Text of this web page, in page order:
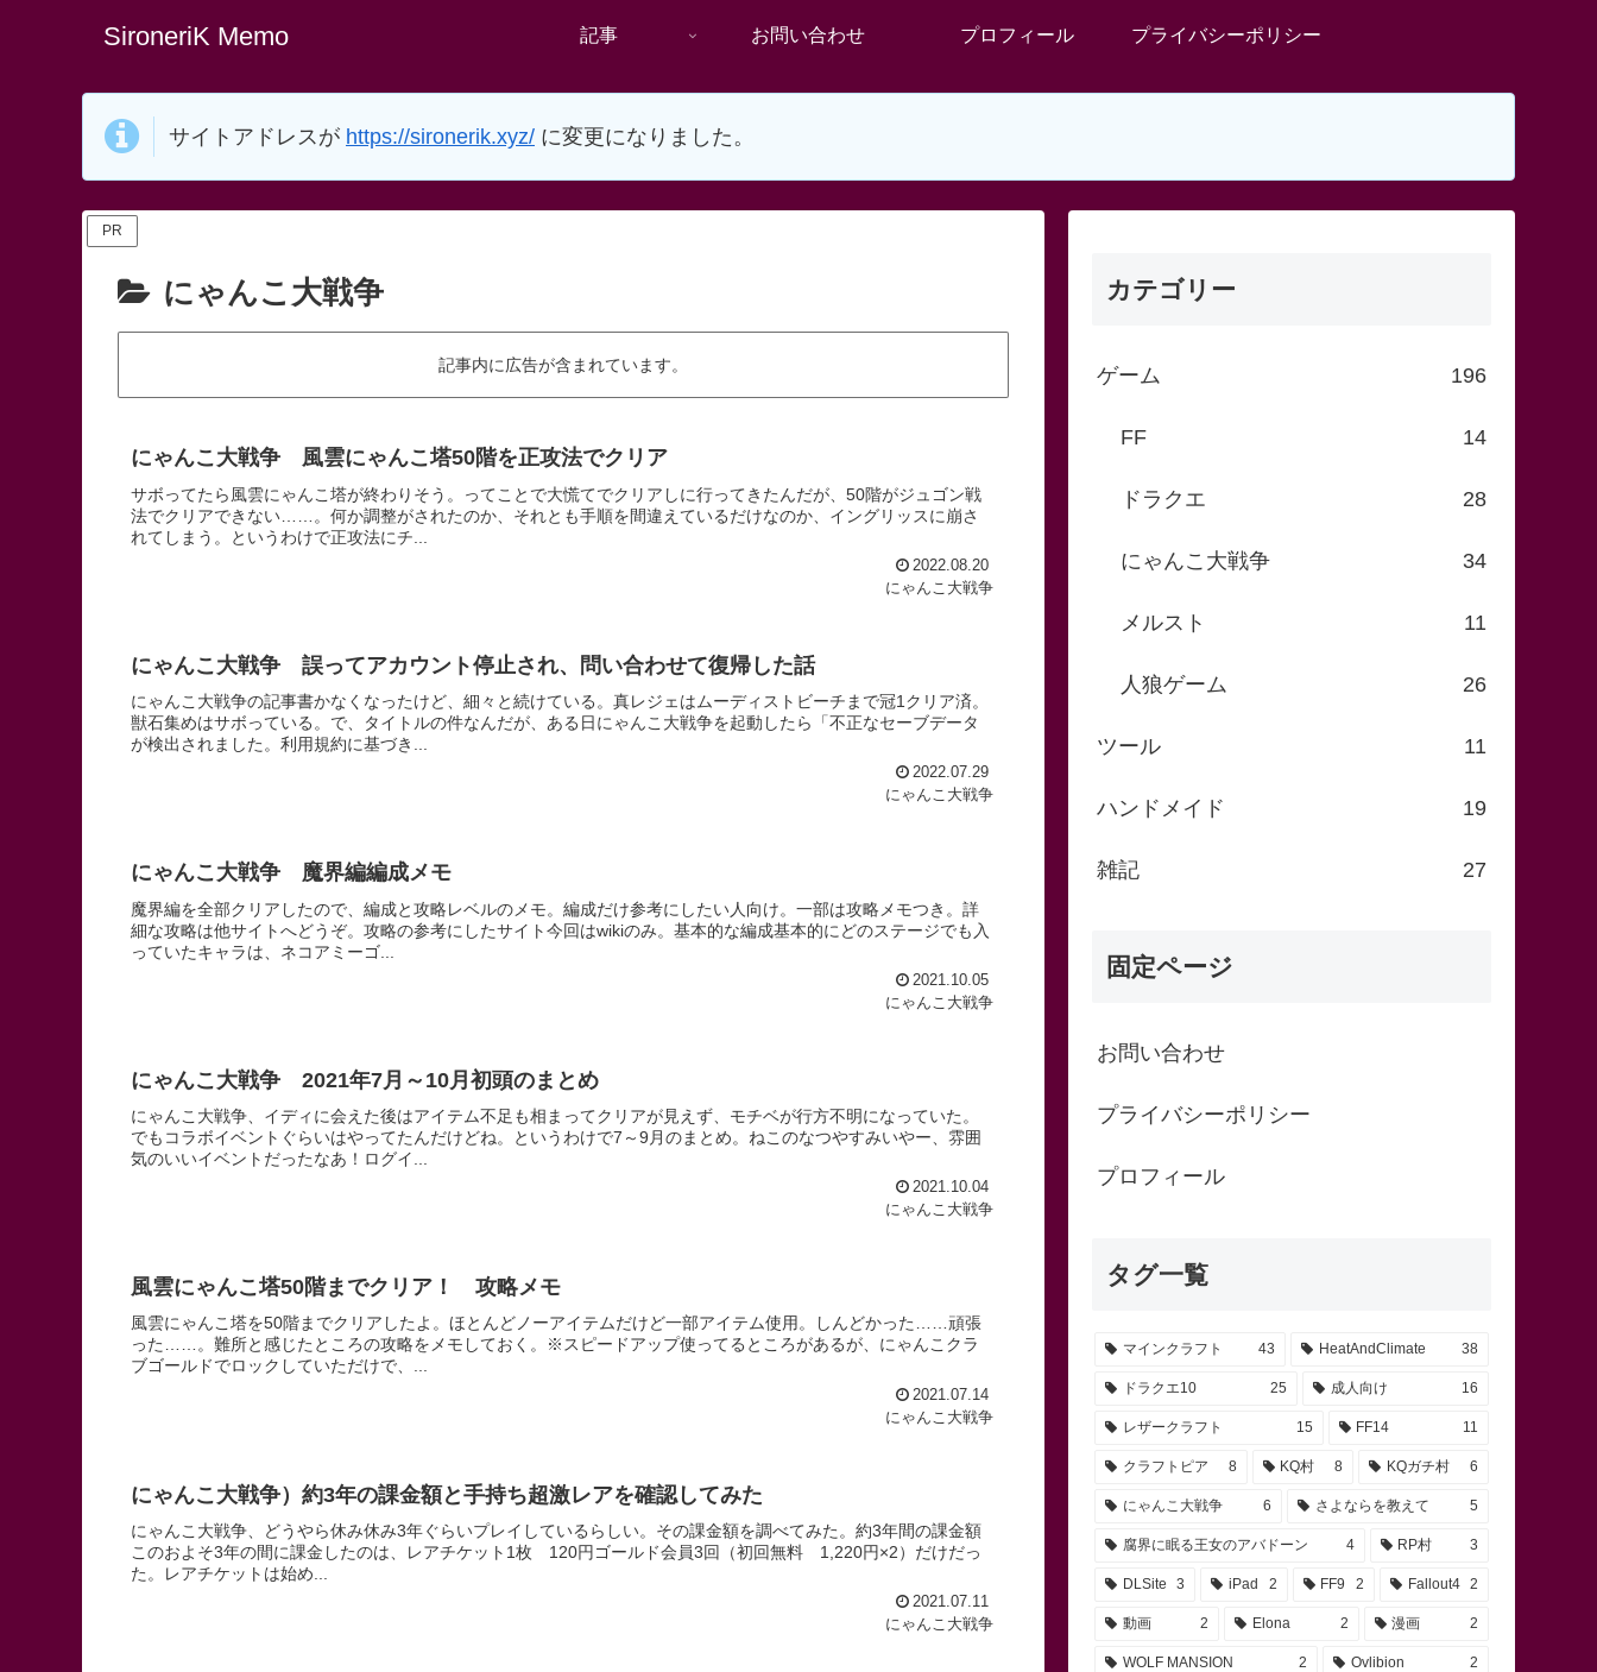
SironeriK Memo 記事 お問い合わせ プロフィール プライバシーポリシー
サイトアドレスが https://sironerik.xyz/ に変更になりました。
PR
にゃんこ大戦争
記事内に広告が含まれています。
にゃんこ大戦争 風雲にゃんこ塔50階を正攻法でクリア
サボってたら風雲にゃんこ塔が終わりそう。ってことで大慌てでクリアしに行ってきたんだが、50階がジュゴン戦
法でクリアできない……。何か調整がされたのか、それとも手順を間違えているだけなのか、イングリッスに崩さ
れてしまう。というわけで正攻法にチ...
2022.08.20
にゃんこ大戦争
にゃんこ大戦争 誤ってアカウント停止され、問い合わせて復帰した話
にゃんこ大戦争の記事書かなくなったけど、細々と続けている。真レジェはムーディストビーチまで冠1クリア済。
獣石集めはサボっている。で、タイトルの件なんだが、ある日にゃんこ大戦争を起動したら「不正なセーブデータ
が検出されました。利用規約に基づき...
2022.07.29
にゃんこ大戦争
にゃんこ大戦争 魔界編編成メモ
魔界編を全部クリアしたので、編成と攻略レベルのメモ。編成だけ参考にしたい人向け。一部は攻略メモつき。詳
細な攻略は他サイトへどうぞ。攻略の参考にしたサイト今回はwikiのみ。基本的な編成基本的にどのステージでも入
っていたキャラは、ネコアミーゴ...
2021.10.05
にゃんこ大戦争
にゃんこ大戦争 2021年7月～10月初頭のまとめ
にゃんこ大戦争、イディに会えた後はアイテム不足も相まってクリアが見えず、モチベが行方不明になっていた。
でもコラボイベントぐらいはやってたんだけどね。というわけで7～9月のまとめ。ねこのなつやすみいやー、雰囲
気のいいイベントだったなあ！ログイ...
2021.10.04
にゃんこ大戦争
風雲にゃんこ塔50階までクリア！ 攻略メモ
風雲にゃんこ塔を50階までクリアしたよ。ほとんどノーアイテムだけど一部アイテム使用。しんどかった……頑張
った……。難所と感じたところの攻略をメモしておく。※スピードアップ使ってるところがあるが、にゃんこクラ
ブゴールドでロックしていただけで、...
2021.07.14
にゃんこ大戦争
にゃんこ大戦争）約3年の課金額と手持ち超激レアを確認してみた
にゃんこ大戦争、どうやら休み休み3年ぐらいプレイしているらしい。その課金額を調べてみた。約3年間の課金額
このおよそ3年の間に課金したのは、レアチケット1枚 120円ゴールド会員3回（初回無料 1,220円×2）だけだっ
た。レアチケットは始め...
2021.07.11
にゃんこ大戦争
カテゴリー
ゲーム 196
FF 14
ドラクエ 28
にゃんこ大戦争 34
メルスト 11
人狼ゲーム 26
ツール 11
ハンドメイド 19
雑記 27
固定ページ
お問い合わせ
プライバシーポリシー
プロフィール
タグ一覧
マインクラフト 43 HeatAndClimate 38
ドラクエ10 25 成人向け 16
レザークラフト 15 FF14 11
クラフトピア 8 KQ村 8 KQガチ村 6
にゃんこ大戦争 6 さよならを教えて 5
腐界に眠る王女のアバドーン 4 RP村 3
DLSite 3 iPad 2 FF9 2 Fallout4 2
動画 2 Elona 2 漫画 2
WOLF MANSION 2 Ovlibion 2